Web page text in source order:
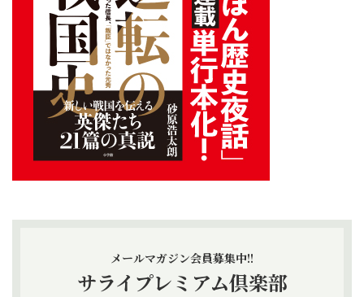
メールマガジン会員募集中!!
サライプレミアム倶楽部